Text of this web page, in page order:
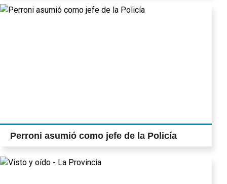
Perroni asumió como jefe de la Policía